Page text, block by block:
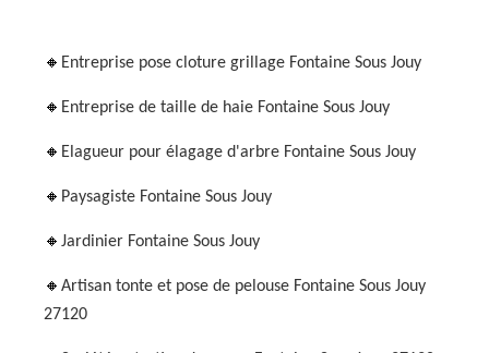
Entreprise pose cloture grillage Fontaine Sous Jouy
Entreprise de taille de haie Fontaine Sous Jouy
Elagueur pour élagage d'arbre Fontaine Sous Jouy
Paysagiste Fontaine Sous Jouy
Jardinier Fontaine Sous Jouy
Artisan tonte et pose de pelouse Fontaine Sous Jouy
27120